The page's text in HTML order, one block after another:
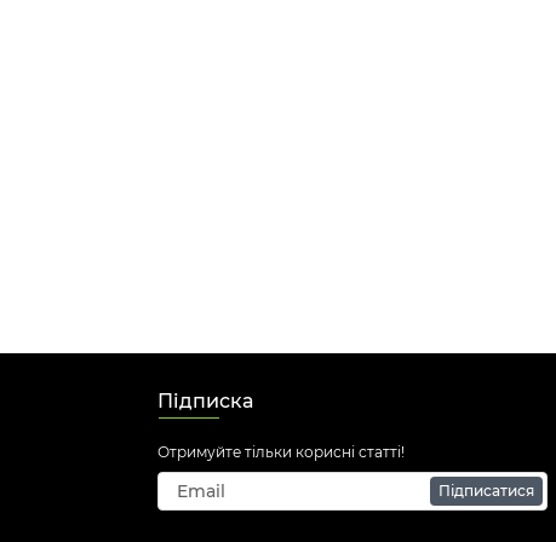
Підписка
Отримуйте тільки корисні статті!
Підписатися